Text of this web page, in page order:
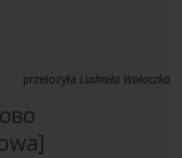
przełożyła Ludmiła Wołoczko